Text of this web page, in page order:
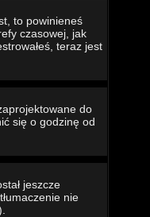
to powinieneś
czasowej, jak
teraz jest
do
się o godzinę od
jeszcze
nie